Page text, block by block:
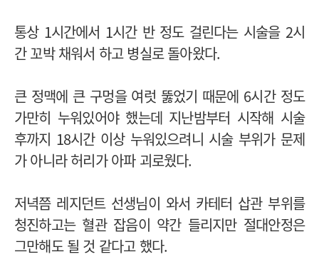
통상 1시간에서 1시간 반 정도 걸린다는 시술을 2시
간 꼬박 채워서 하고 병실로 돌아왔다.
큰 정맥에 큰 구멍을 여럿 뚫었기 때문에 6시간 정도
가만히 누워있어야 했는데 지난밤부터 시작해 시술
후까지 18시간 이상 누워있으려니 시술 부위가 문제
가 아니라 허리가 아파 괴로웠다.
저녁쯤 레지던트 선생님이 와서 카테터 삽관 부위를
청진하고는 혈관 잡음이 약간 들리지만 절대안정은
그만해도 될 것 같다고 했다.